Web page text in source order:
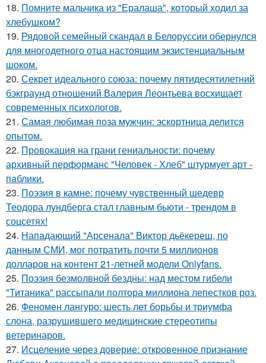
18. Помните мальчика из "Ералаша", который ходил за
хлебушком?
19. Рядовой семейный скандал в Белоруссии обернулся
для многодетного отца настоящим экзистенциальным
шоком.
20. Секрет идеального союза: почему пятидесятилетний
бэкграунд отношений Валерия Леонтьева восхищает
современных психологов.
21. Самая любимая поза мужчин: эскортница делится
опытом.
22. Провокация на грани гениальности: почему
архивный перформанс "Человек - Хлеб" штурмует арт -
паблики.
23. Поэзия в камне: почему чувственный шедевр
Теодора лундберга стал главным бьюти - трендом в
соцсетях!
24. Нападающий "Арсенала" Виктор дьёкереш, по
данным СМИ, мог потратить почти 5 миллионов
долларов на контент 21-летней модели Onlyfans.
25. Поэзия безмолвной бездны: над местом гибели
"Титаника" рассыпали полтора миллиона лепестков роз.
26. Феномен лангуро: шесть лет борьбы и триумфа
слона, разрушившего медицинские стереотипы
ветеринаров.
27. Исцеление через доверие: откровенное признание